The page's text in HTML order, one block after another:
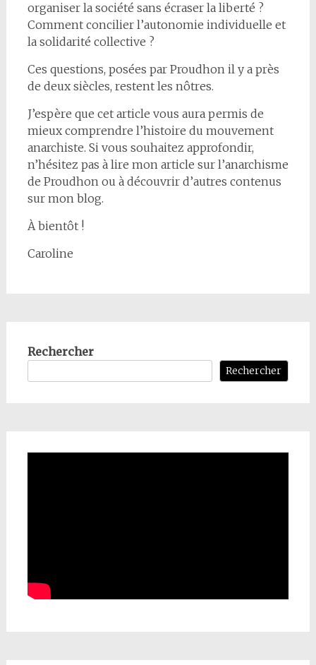
organiser la société sans écraser la liberté ?
Comment concilier l’autonomie individuelle et
la solidarité collective ?
Ces questions, posées par Proudhon il y a près
de deux siècles, restent les nôtres.
J’espère que cet article vous aura permis de
mieux comprendre l’histoire du mouvement
anarchiste. Si vous souhaitez approfondir,
n’hésitez pas à lire mon article sur l’anarchisme
de Proudhon ou à découvrir d’autres contenus
sur mon blog.
À bientôt !
Caroline
Rechercher
Rechercher